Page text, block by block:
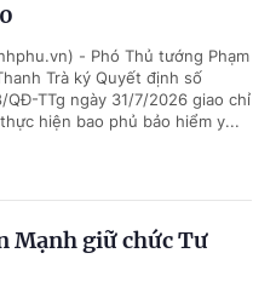
- Phó Thủ tướng Phạm
Trà ký Quyết định số
QĐ-TTg ngày 31/7/2026 giao chỉ
hiện bao phủ bảo hiểm y...
Mạnh giữ chức Tư